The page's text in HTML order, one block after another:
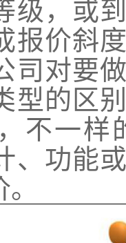
级，或
报价斜
司对要
型的区
不一样
、功能